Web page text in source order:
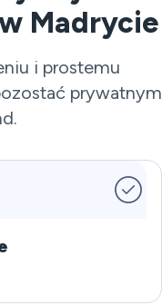
Madrycie
i prostemu
prywatnym